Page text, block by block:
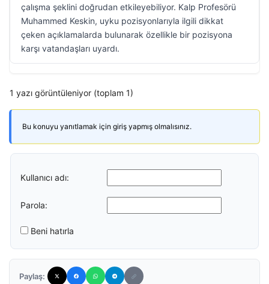
çalışma şeklini doğrudan etkileyebiliyor. Kalp Profesörü
Muhammed Keskin, uyku pozisyonlarıyla ilgili dikkat
çeken açıklamalarda bulunarak özellikle bir pozisyona
karşı vatandaşları uyardı.
1 yazı görüntüleniyor (toplam 1)
Bu konuyu yanıtlamak için giriş yapmış olmalısınız.
Kullanıcı adı:
Parola:
Beni hatırla
Paylaş: